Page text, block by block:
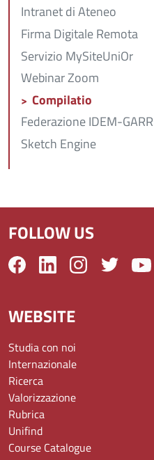
Intranet di Ateneo
Firma Digitale Remota
Servizio MySiteUniOr
Webinar Zoom
Compilatio
Federazione IDEM-GARR
Sketch Engine
FOLLOW US
WEBSITE
Studia con noi
Internazionale
Ricerca
Valorizzazione
Rubrica
Unifind
Course Catalogue